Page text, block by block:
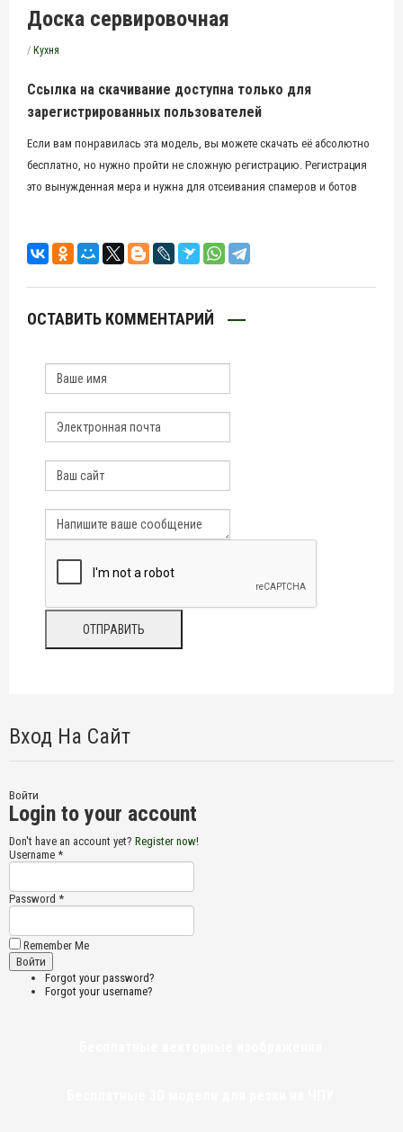
Доска сервировочная
/ Кухня
Ссылка на скачивание доступна только для
зарегистрированных пользователей
Если вам понравилась эта модель, вы можете скачать её абсолютно
бесплатно, но нужно пройти не сложную регистрацию. Регистрация
это вынужденная мера и нужна для отсеивания спамеров и ботов
ОСТАВИТЬ КОММЕНТАРИЙ
Вход На Сайт
Войти
Login to your account
Don't have an account yet? Register now!
Username *
Password *
Remember Me
Forgot your password?
Forgot your username?